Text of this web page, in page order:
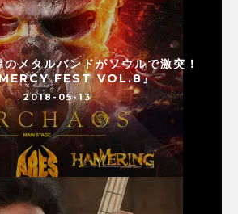
メタルバンドがソウルで激突！
FEST VOL.8』
2018-05-13